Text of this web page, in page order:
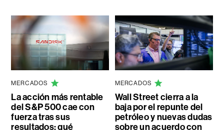
MERCADOS
La acción más rentable
del S&P 500 cae con
fuerza tras sus
resultados: qué
MERCADOS
Wall Street cierra a la
baja por el repunte del
petróleo y nuevas dudas
sobre un acuerdo con